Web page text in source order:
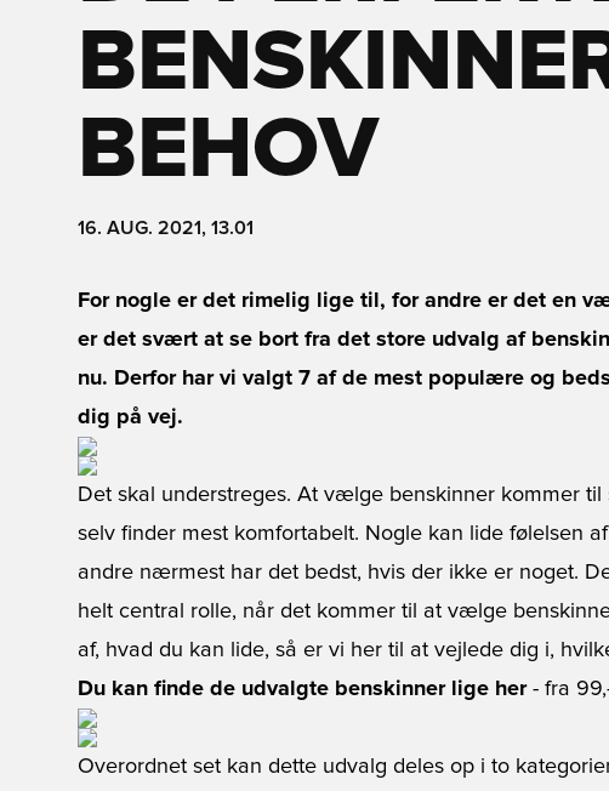
BEHOV
16. AUG. 2021, 13.01
For nogle er det rimelig lige til, for andre er det en
er det svært at se bort fra det store udvalg af
nu. Derfor har vi valgt 7 af de mest populære og
dig på vej.
Det skal understreges. At vælge benskinner kommer
selv finder mest komfortabelt. Nogle kan lide følelsen
andre nærmest har det bedst, hvis der ikke er noget.
helt central rolle, når det kommer til at vælge
af, hvad du kan lide, så er vi her til at vejlede dig i,
Du kan finde de udvalgte benskinner lige her- fra
Overordnet set kan dette udvalg deles op i to